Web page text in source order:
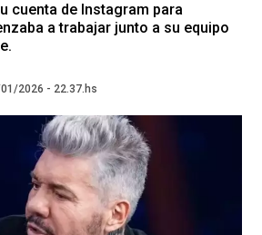
cuenta de Instagram para
a trabajar junto a su equipo
2026 - 22.37.hs